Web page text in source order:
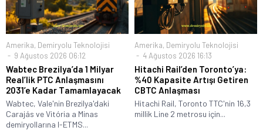
Amerika, Demiryolu Teknolojisi
9 Ağustos 2026 06:12
Wabtec Brezilya’da 1 Milyar
Real’lik PTC Anlaşmasını
2031’e Kadar Tamamlayacak
Wabtec, Vale'nin Brezilya'daki
Carajás ve Vitória a Minas
demiryollarına I-ETMS...
Amerika, Demiryolu Teknolojisi
4 Ağustos 2026 16:13
Hitachi Rail’den Toronto’ya:
%40 Kapasite Artışı Getiren
CBTC Anlaşması
Hitachi Rail, Toronto TTC'nin 16,3
millik Line 2 metrosu için...